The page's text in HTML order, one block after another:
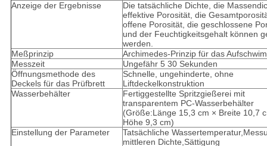
Anzeige der Ergebnisse
Die tatsächliche Dichte, die
effektive Porosität, die
offene Porosität, die geschlossene
und der Feuchtigkeitsgehalt können
werden.
Meßprinzip
Archimedes-Prinzip für das
Messzeit
Ungefähr 5 30 Sekunden
Öffnungsmethode des
Deckels für das Prüfbrett
Schnelle, ungehinderte, ohne
Liftdeckelkonstruktion
Wasserbehälter
Fertiggestellte Spritzgießerei mit
transparentem PC-Wasserbehälter
(Größe:Länge 15,3 cm × Breite 10,7
Höhe 9,3 cm)
Einstellung der Parameter
Tatsächliche
mittleren Dichte,Sättigung